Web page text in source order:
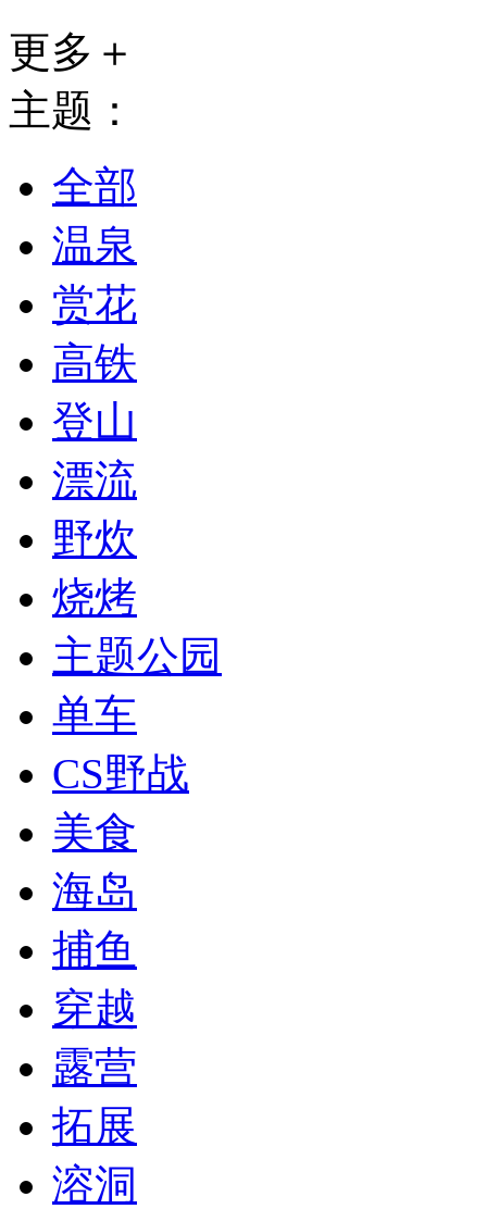
更多＋
主题：
全部
温泉
赏花
高铁
登山
漂流
野炊
烧烤
主题公园
单车
CS野战
美食
海岛
捕鱼
穿越
露营
拓展
溶洞